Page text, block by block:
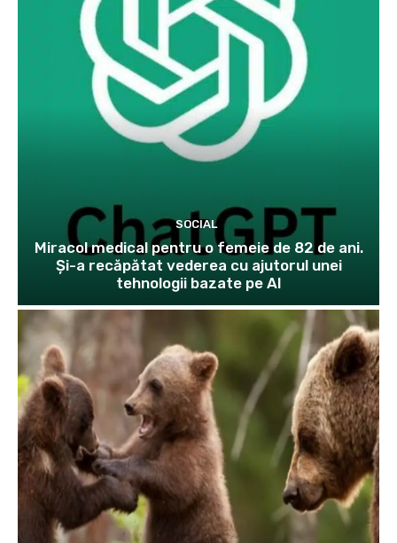
SOCIAL
Miracol medical pentru o femeie de 82 de ani.
Și-a recăpătat vederea cu ajutorul unei
tehnologii bazate pe AI